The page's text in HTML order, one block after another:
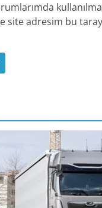
site adresim bu